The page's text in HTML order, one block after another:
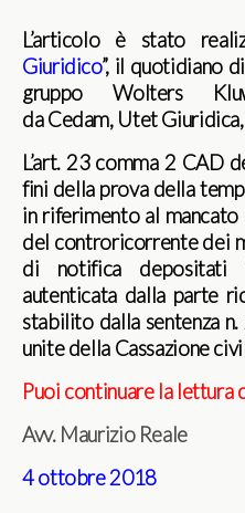
L’articolo è stato
Giuridico”, il quotidiano
gruppo Wolters
da Cedam, Utet
L’art. 23 comma 2 CAD
fini della prova della
in riferimento al
del controricorrente dei
di notifica depositati
autenticata dalla parte
stabilito dalla sentenza
unite della Cassazione
Puoi continuare la lettura
Avv. Maurizio Reale
4 ottobre 2018